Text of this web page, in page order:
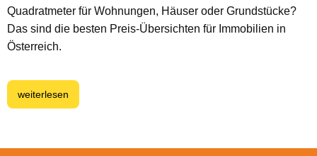
Quadratmeter für Wohnungen, Häuser oder Grundstücke?
Das sind die besten Preis-Übersichten für Immobilien in
Österreich.
weiterlesen